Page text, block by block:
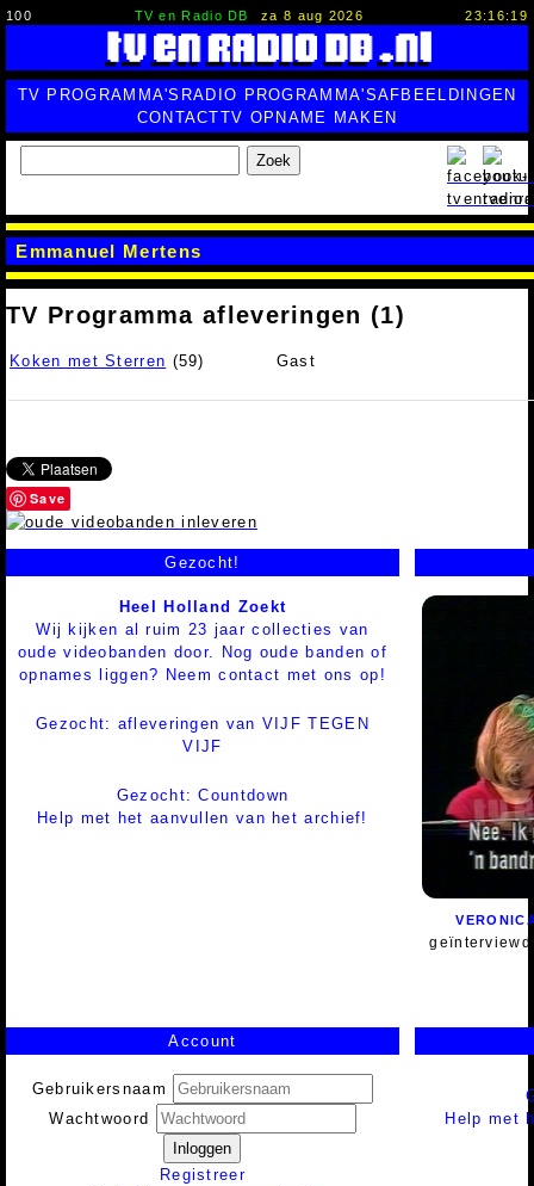
100 TV en Radio DB za 8 aug 2026 23:16:20
TV PROGRAMMA'S RADIO PROGRAMMA'SAFBEELDINGEN
CONTACTTV OPNAME MAKEN
Zoek
Emmanuel Mertens
TV Programma afleveringen (1)
Koken met Sterren (59) Gast
Save
Gezocht!
Heel Holland Zoekt
Wij kijken al ruim 23 jaar collecties van
oude videobanden door. Nog oude banden of
opnames liggen? Neem contact met ons op!
Gezocht: afleveringen van VIJF TEGEN
VIJF
Gezocht: Countdown
Help met het aanvullen van het archief!
Account
Gebruikersnaam
Wachtwoord
Inloggen
Registreer
Help met